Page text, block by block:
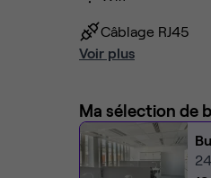
Câblage RJ45
Voir plus
Ma sélection de
24